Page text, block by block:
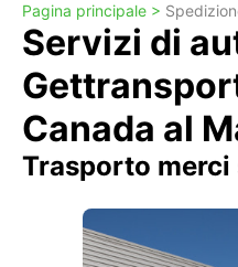
Pagina principale >
Servizi di
Canada al
Trasporto merci